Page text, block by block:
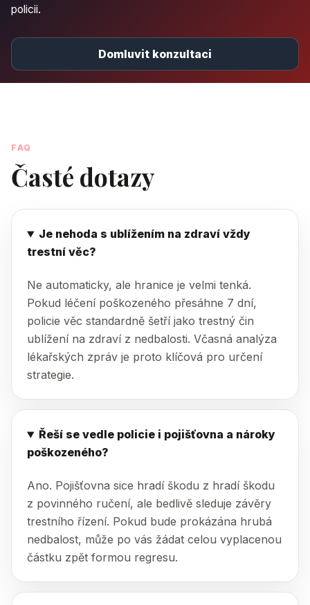
policii.
Domluvit konzultaci
FAQ
Časté dotazy
Je nehoda s ublížením na zdraví vždy
trestní věc?
Ne automaticky, ale hranice je velmi tenká.
Pokud léčení poškozeného přesáhne 7 dní,
policie věc standardně šetří jako trestný čin
ublížení na zdraví z nedbalosti. Včasná analýza
lékařských zpráv je proto klíčová pro určení
strategie.
Řeší se vedle policie i pojišťovna a nároky
poškozeného?
Ano. Pojišťovna sice hradí škodu z hradí škodu
z povinného ručení, ale bedlivě sleduje závěry
trestního řízení. Pokud bude prokázána hrubá
nedbalost, může po vás žádat celou vyplacenou
částku zpět formou regresu.